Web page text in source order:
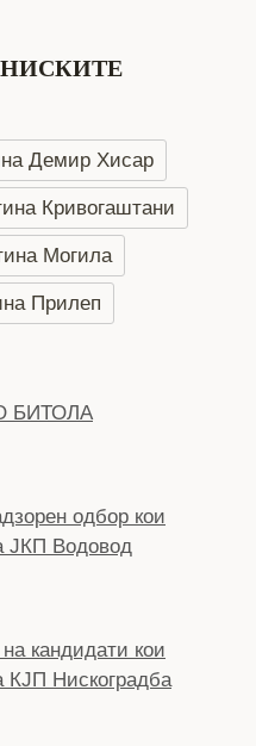
Демир Хисар
Кривогаштани
Могила
Прилеп
БИТОЛА
одбор кои
ЈКП Водовод
кандидати кои
КЈП Нискоградба